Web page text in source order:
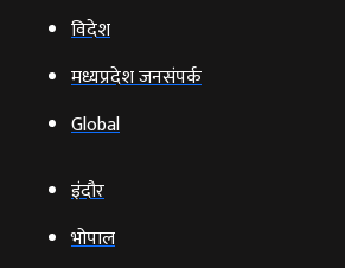
विदेश
मध्यप्रदेश जनसंपर्क
Global
इंदौर
भोपाल